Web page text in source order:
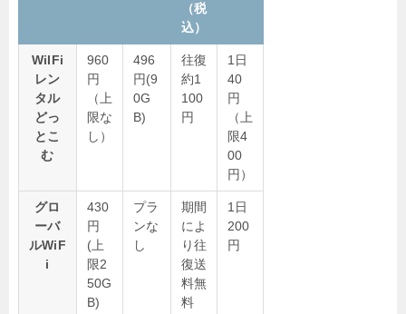
（税
込）
WiIFi
レン
タル
どっ
とこ
む
960
円
（上
限な
し）
496
円(9
0G
B)
往復
約1
100
円
1日
40
円
（上
限4
00
円）
グロ
ーバ
ルWiF
i
430
円
(上
限2
50G
B)
プラ
ンな
し
期間
によ
り往
復送
料無
料
1日
200
円